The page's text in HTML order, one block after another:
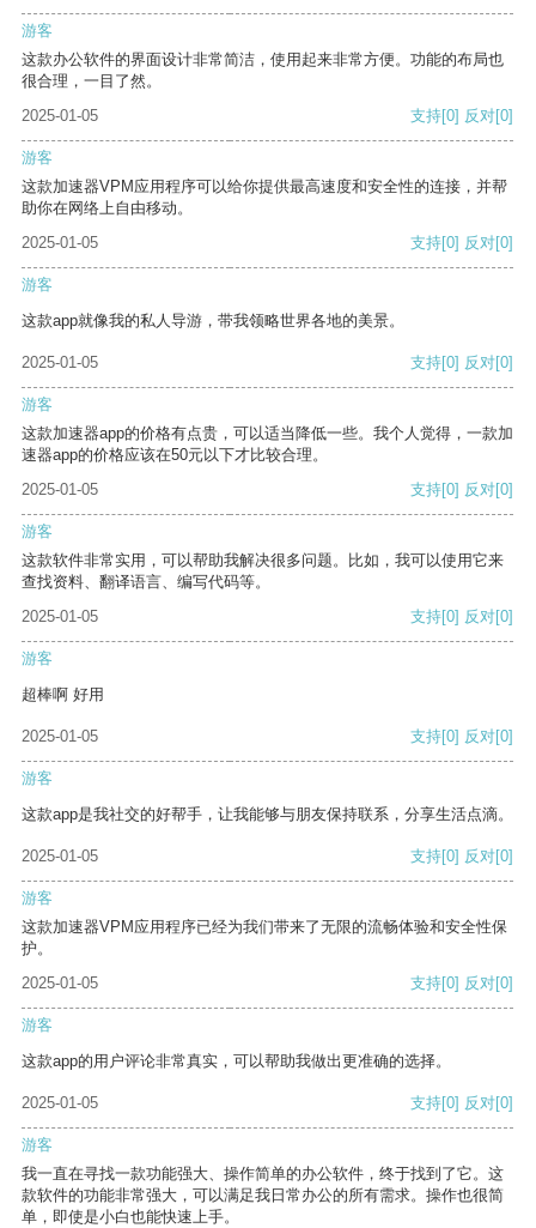
游客
这款办公软件的界面设计非常简洁，使用起来非常方便。功能的布局也
很合理，一目了然。
2025-01-05
支持[0] 反对[0]
游客
这款加速器VPM应用程序可以给你提供最高速度和安全性的连接，并帮
助你在网络上自由移动。
2025-01-05
支持[0] 反对[0]
游客
这款app就像我的私人导游，带我领略世界各地的美景。
2025-01-05 支持[0] 反对[0]
游客
这款加速器app的价格有点贵，可以适当降低一些。我个人觉得，一款加
速器app的价格应该在50元以下才比较合理。
2025-01-05
支持[0] 反对[0]
游客
这款软件非常实用，可以帮助我解决很多问题。比如，我可以使用它来
查找资料、翻译语言、编写代码等。
2025-01-05
支持[0] 反对[0]
游客
超棒啊 好用
2025-01-05 支持[0] 反对[0]
游客
这款app是我社交的好帮手，让我能够与朋友保持联系，分享生活点滴。
2025-01-05 支持[0] 反对[0]
游客
这款加速器VPM应用程序已经为我们带来了无限的流畅体验和安全性保
护。
2025-01-05
支持[0] 反对[0]
游客
这款app的用户评论非常真实，可以帮助我做出更准确的选择。
2025-01-05 支持[0] 反对[0]
游客
我一直在寻找一款功能强大、操作简单的办公软件，终于找到了它。这
款软件的功能非常强大，可以满足我日常办公的所有需求。操作也很简
单，即使是小白也能快速上手。